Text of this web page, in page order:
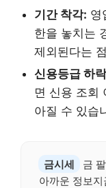
기간 착각: 영
한을 놓치는
제외된다는
신용등급 하
면 신용 조회
아질 수 있습
금시세
금
아까운 정보